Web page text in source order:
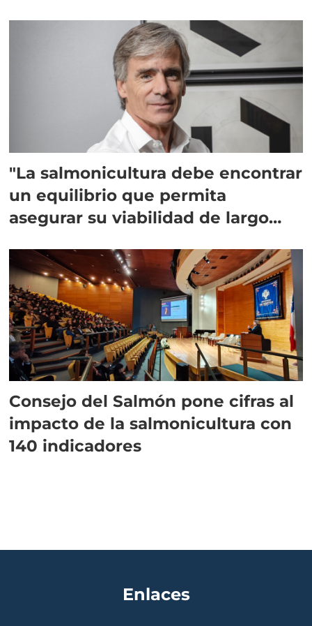
"La salmonicultura debe encontrar
un equilibrio que permita
asegurar su viabilidad de largo
Consejo del Salmón pone cifras al
impacto de la salmonicultura con
140 indicadores
Enlaces